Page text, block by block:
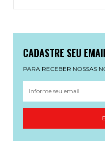
CADASTRE SEU
PARA RECEBER NOSSAS